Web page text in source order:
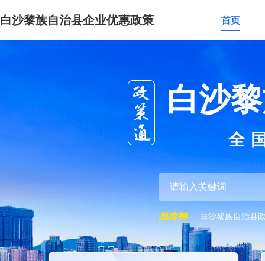
白沙黎族自治县企业优惠政策 首页
白沙
全
白沙黎族自治县